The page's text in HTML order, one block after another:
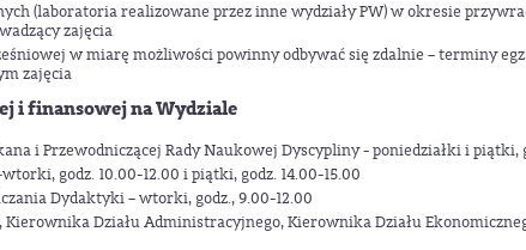
(laboratoria realizowane przez inne wydziały PW) w okresie
zajęcia
w miarę możliwości powinny odbywać się zdalnie – terminy
zajęcia
i finansowej na Wydziale
i Przewodniczącej Rady Naukowej Dyscypliny - poniedziałki i piątki,
godz. 10.00-12.00 i piątki, godz. 14.00-15.00
Dydaktyki – wtorki, godz., 9.00-12.00
Kierownika Działu Administracyjnego, Kierownika Działu